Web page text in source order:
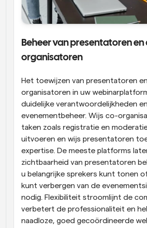
Beheer van presentatoren en
organisatoren
Het toewijzen van presentatoren
organisatoren in uw
duidelijke verantwoordelijkheden
evenementbeheer. Wijs co-
taken zoals registratie en
uitvoeren en wijs presentatoren
expertise. De meeste platforms
zichtbaarheid van presentatoren
u belangrijke sprekers kunt tonen
kunt verbergen van de
nodig. Flexibiliteit stroomlijnt de
verbetert de professionaliteit en
naadloze, goed gecoördineerde